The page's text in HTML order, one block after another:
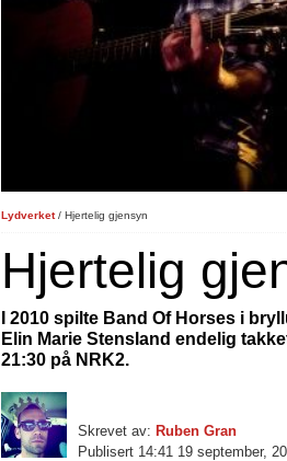
Lydverket/ Hjertelig gjensyn
Hjertelig
I 2010 spilte Band Of Horses i
Elin Marie Stensland endelig
21:30 på NRK2.
Skrevet av: Ruben Gran
Publisert 14:41 19 september,